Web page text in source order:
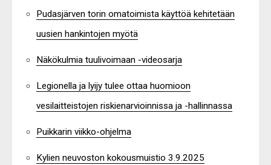
Pudasjärven torin omatoimista käyttöä kehitetään
uusien hankintojen myötä
Näkökulmia tuulivoimaan -videosarja
Legionella ja lyijy tulee ottaa huomioon
vesilaitteistojen riskienarvioinnissa ja -hallinnassa
Puikkarin viikko-ohjelma
Kylien neuvoston kokousmuistio 3.9.2025